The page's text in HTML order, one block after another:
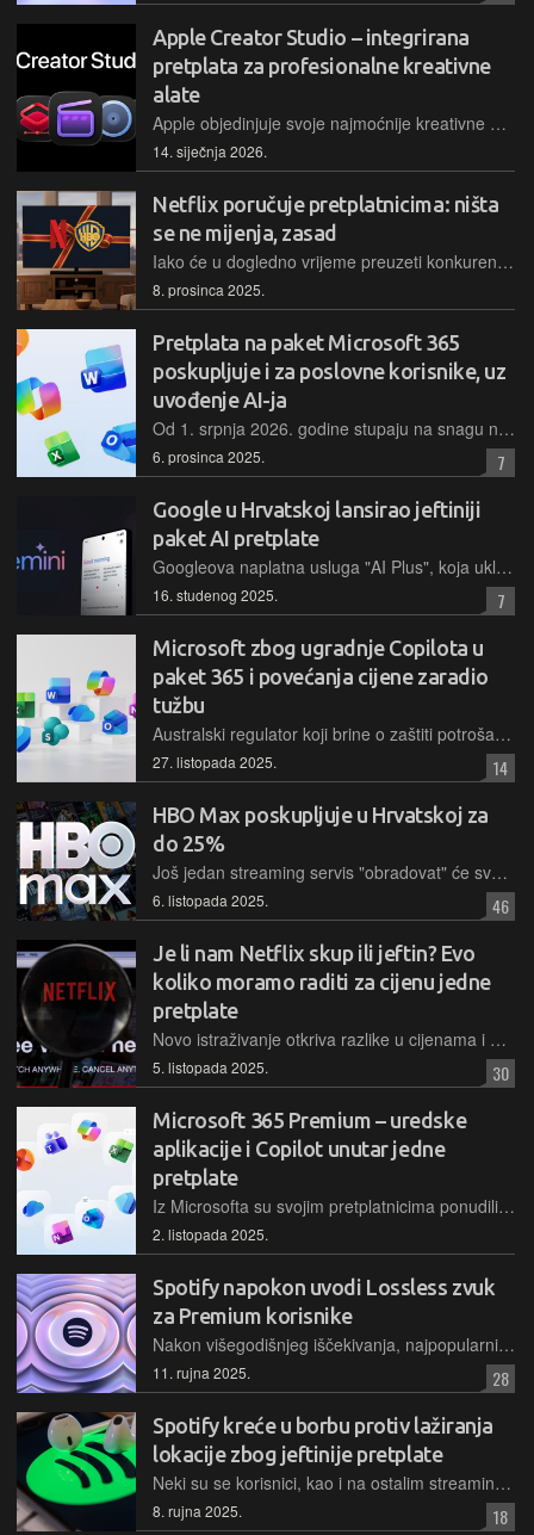
Apple Creator Studio – integrirana
pretplata za profesionalne kreativne
alate
Apple objedinjuje svoje najmoćnije kreativne aplikacije poput Final Cut Pro i Logic Pro u jedinstveni pretplatnički paket s naprednim AI značajkama, dostupan od 28. siječnja
14. siječnja 2026.
Netflix poručuje pretplatnicima: ništa
se ne mijenja, zasad
Iako će u dogledno vrijeme preuzeti konkurentski veliki servis te njegove filmske i televizijske studije i streaming uslugu, iz Netflixa su korisnicima dojavili da se pretplatnički paketi zasad neće mijenjati
8. prosinca 2025.
Pretplata na paket Microsoft 365
poskupljuje i za poslovne korisnike, uz
uvođenje AI-ja
Od 1. srpnja 2026. godine stupaju na snagu novi cjenici za poslovne i državne korisnike paketa Microsoft 365, a opravdanje za to je uvođenje naprednih sigurnosnih značajki i AI asistenta u svakodnevni rad
6. prosinca 2025. 7
Google u Hrvatskoj lansirao jeftiniji
paket AI pretplate
Googleova naplatna usluga "AI Plus", koja uključuje napredne mogućnosti Gemini modela, dodatni prostor za pohranu i integraciju s Workspace paketom, od sada je dostupna i korisnicima u Hrvatskoj
16. studenog 2025. 7
Microsoft zbog ugradnje Copilota u
paket 365 i povećanja cijene zaradio
tužbu
Australski regulator koji brine o zaštiti potrošača podigao je tužbu protiv Microsofta zbog njihove odluke o "obaveznom" povećanju cijena pretplatničkih paketa Microsoft 365 uz uvođenje Copilota
27. listopada 2025. 14
HBO Max poskupljuje u Hrvatskoj za
do 25%
Još jedan streaming servis "obradovat" će svoje pretplatnike povećanjem cijena. HBO Max, nekada poznat kao Max, povisuje mjesečnu pretplatu u Hrvatskoj za dva eura
6. listopada 2025. 46
Je li nam Netflix skup ili jeftin? Evo
koliko moramo raditi za cijenu jedne
pretplate
Novo istraživanje otkriva razlike u cijenama i dostupnosti Netflixa, pokazujući da u nekim zemljama za njegovu mjesečnu pretplatu treba raditi manje od sat vremena, a u drugima i po nekoliko radnih dana
5. listopada 2025. 30
Microsoft 365 Premium – uredske
aplikacije i Copilot unutar jedne
pretplate
Iz Microsofta su svojim pretplatnicima ponudili novu opciju pretplate, koja objedinjava sve što je dosad nudila obiteljska pretplata na Microsoft 365, uz dodatak onoga što nudi, primjerice, ChatGPT Plus paket
2. listopada 2025.
Spotify napokon uvodi Lossless zvuk
za Premium korisnike
Nakon višegodišnjeg iščekivanja, najpopularniji glazbeni streaming servis uvodi zvuk visoke rezolucije za svoje pretplatnike. Opcija se postupno uvodi u više od 50 zemalja, a Hrvatska nije u prvom valu
11. rujna 2025. 28
Spotify kreće u borbu protiv lažiranja
lokacije zbog jeftinije pretplate
Neki su se korisnici, kao i na ostalim streaming servisima, posljednjih godina "snalazili" kupovinom pretplatničkih paketa u zemljama gdje su oni jeftiniji, no i Spotify će tome pokušati stati na kraj
8. rujna 2025. 18